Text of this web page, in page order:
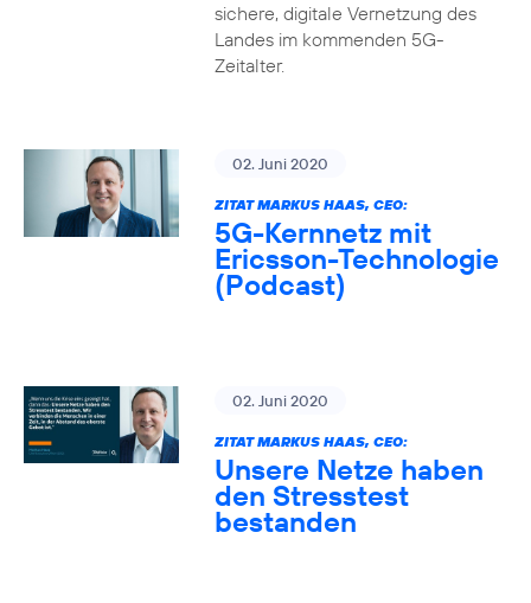
sichere, digitale Vernetzung des
Landes im kommenden 5G-
Zeitalter.
02. Juni 2020
ZITAT MARKUS HAAS, CEO:
5G-Kernnetz mit
Ericsson-Technologie
(Podcast)
02. Juni 2020
ZITAT MARKUS HAAS, CEO:
Unsere Netze haben
den Stresstest
bestanden